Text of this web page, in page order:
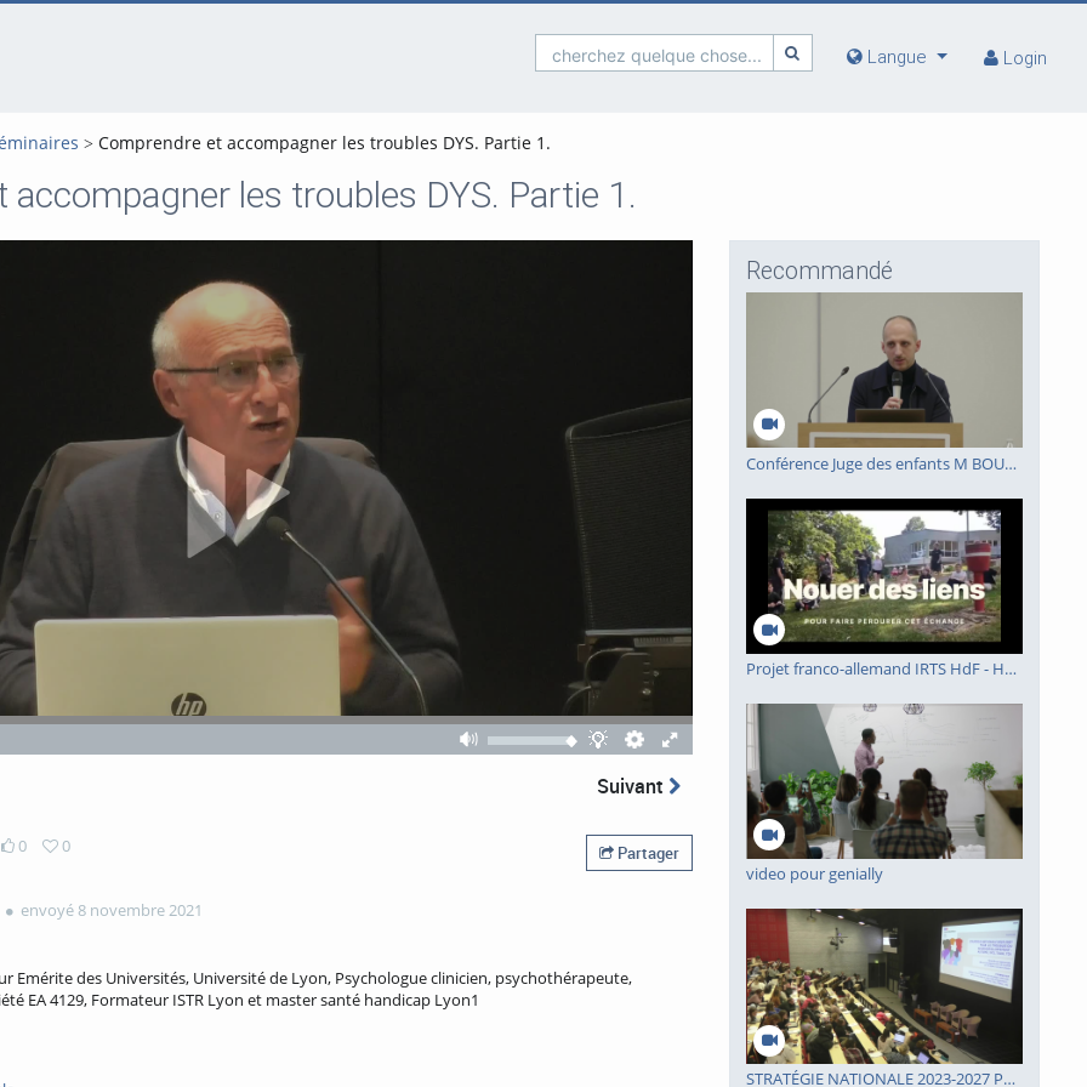
cherchez quelque chose... Langue Login
Comprendre et accompagner les troubles DYS. Partie 1.
accompagner les troubles DYS. Partie 1.
VolumeVolume
Theatre
Quality
selectorFullscreen
Suivant
0
0
Partager
envoyé 8 novembre 2021
Emérite des Universités, Université de Lyon, Psychologue clinicien, psychothérapeute,
EA 4129, Formateur ISTR Lyon et master santé handicap Lyon1
Recommandé
Conférence Juge des enfants M BOURGEOIS 11/02/26
Projet franco-allemand IRTS HdF - HEPHATA
video pour genially
STRATÉGIE NATIONALE 2023-2027 POUR LES TROUBLES DU NEURODÉVELOPPEMENT : AUTISME, DYS, TDAH, TDI